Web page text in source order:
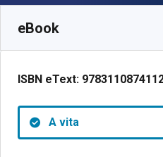
eBook
ISBN eText:
A vita